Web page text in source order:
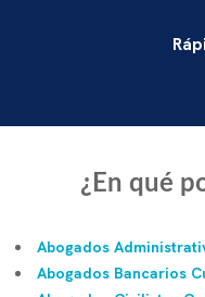
¿En qué
Abogados
Abogados Bancarios